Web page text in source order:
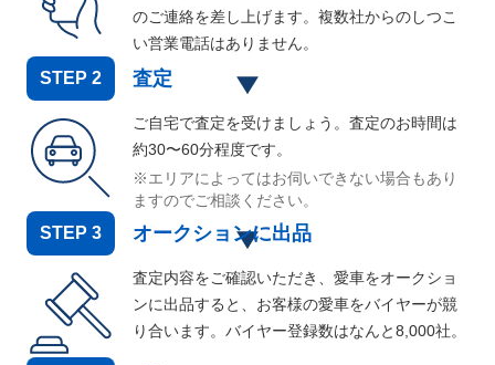
のご連絡を差し上げます。複数社からのしつこ
い営業電話はありません。
STEP 2 査定
ご自宅で査定を受けましょう。査定のお時間は
約30〜60分程度です。
※エリアによってはお伺いできない場合もあり
ますのでご相談ください。
STEP 3 オークションに出品
査定内容をご確認いただき、愛車をオークショ
ンに出品すると、お客様の愛車をバイヤーが競
り合います。バイヤー登録数はなんと8,000社。